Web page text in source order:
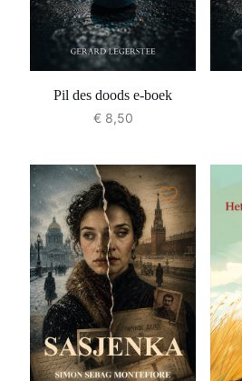
Pil des doods e-boek
€8,50